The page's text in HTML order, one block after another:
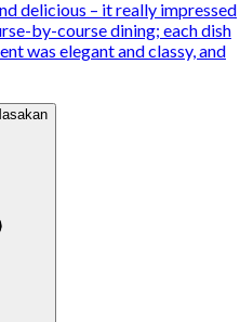
delicious – it really impressed
by-course dining; each dish
was elegant and classy, and